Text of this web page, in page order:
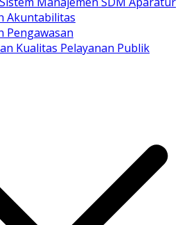
Akuntabilitas
Pengawasan
Kualitas Pelayanan Publik